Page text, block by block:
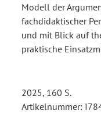
Modell der
fachdidaktischer
und mit Blick auf
praktische
2025, 160 S.
Artikelnummer: